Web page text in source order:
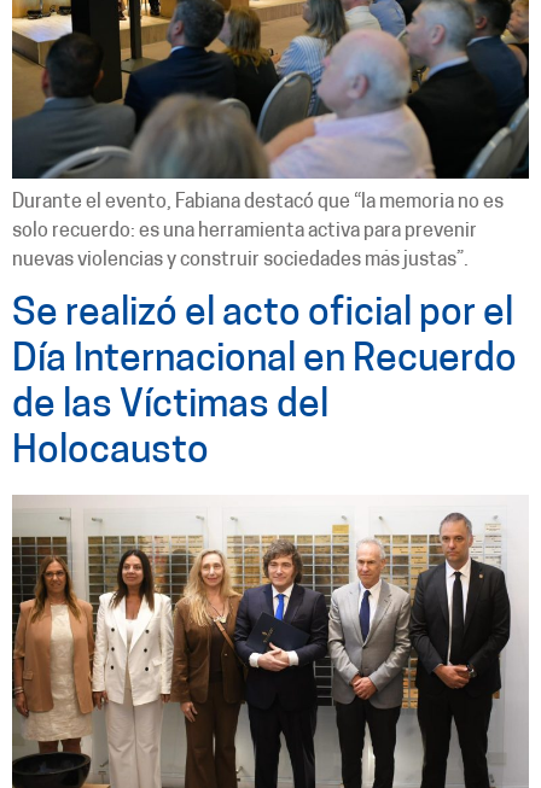
Durante el evento, Fabiana destacó que “la memoria no es
solo recuerdo: es una herramienta activa para prevenir
nuevas violencias y construir sociedades más justas”.
Se realizó el acto oficial por el
Día Internacional en Recuerdo
de las Víctimas del
Holocausto